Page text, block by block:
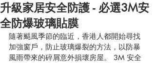
升級家居安全防護 - 必選3M安
全防爆玻璃貼膜
隨著颳風季節的臨近，香港人都開始尋找
加強窗戶，防止玻璃爆裂的方法，以防暴
風雨帶來的碎屑意外損壞房屋。 3M 安全